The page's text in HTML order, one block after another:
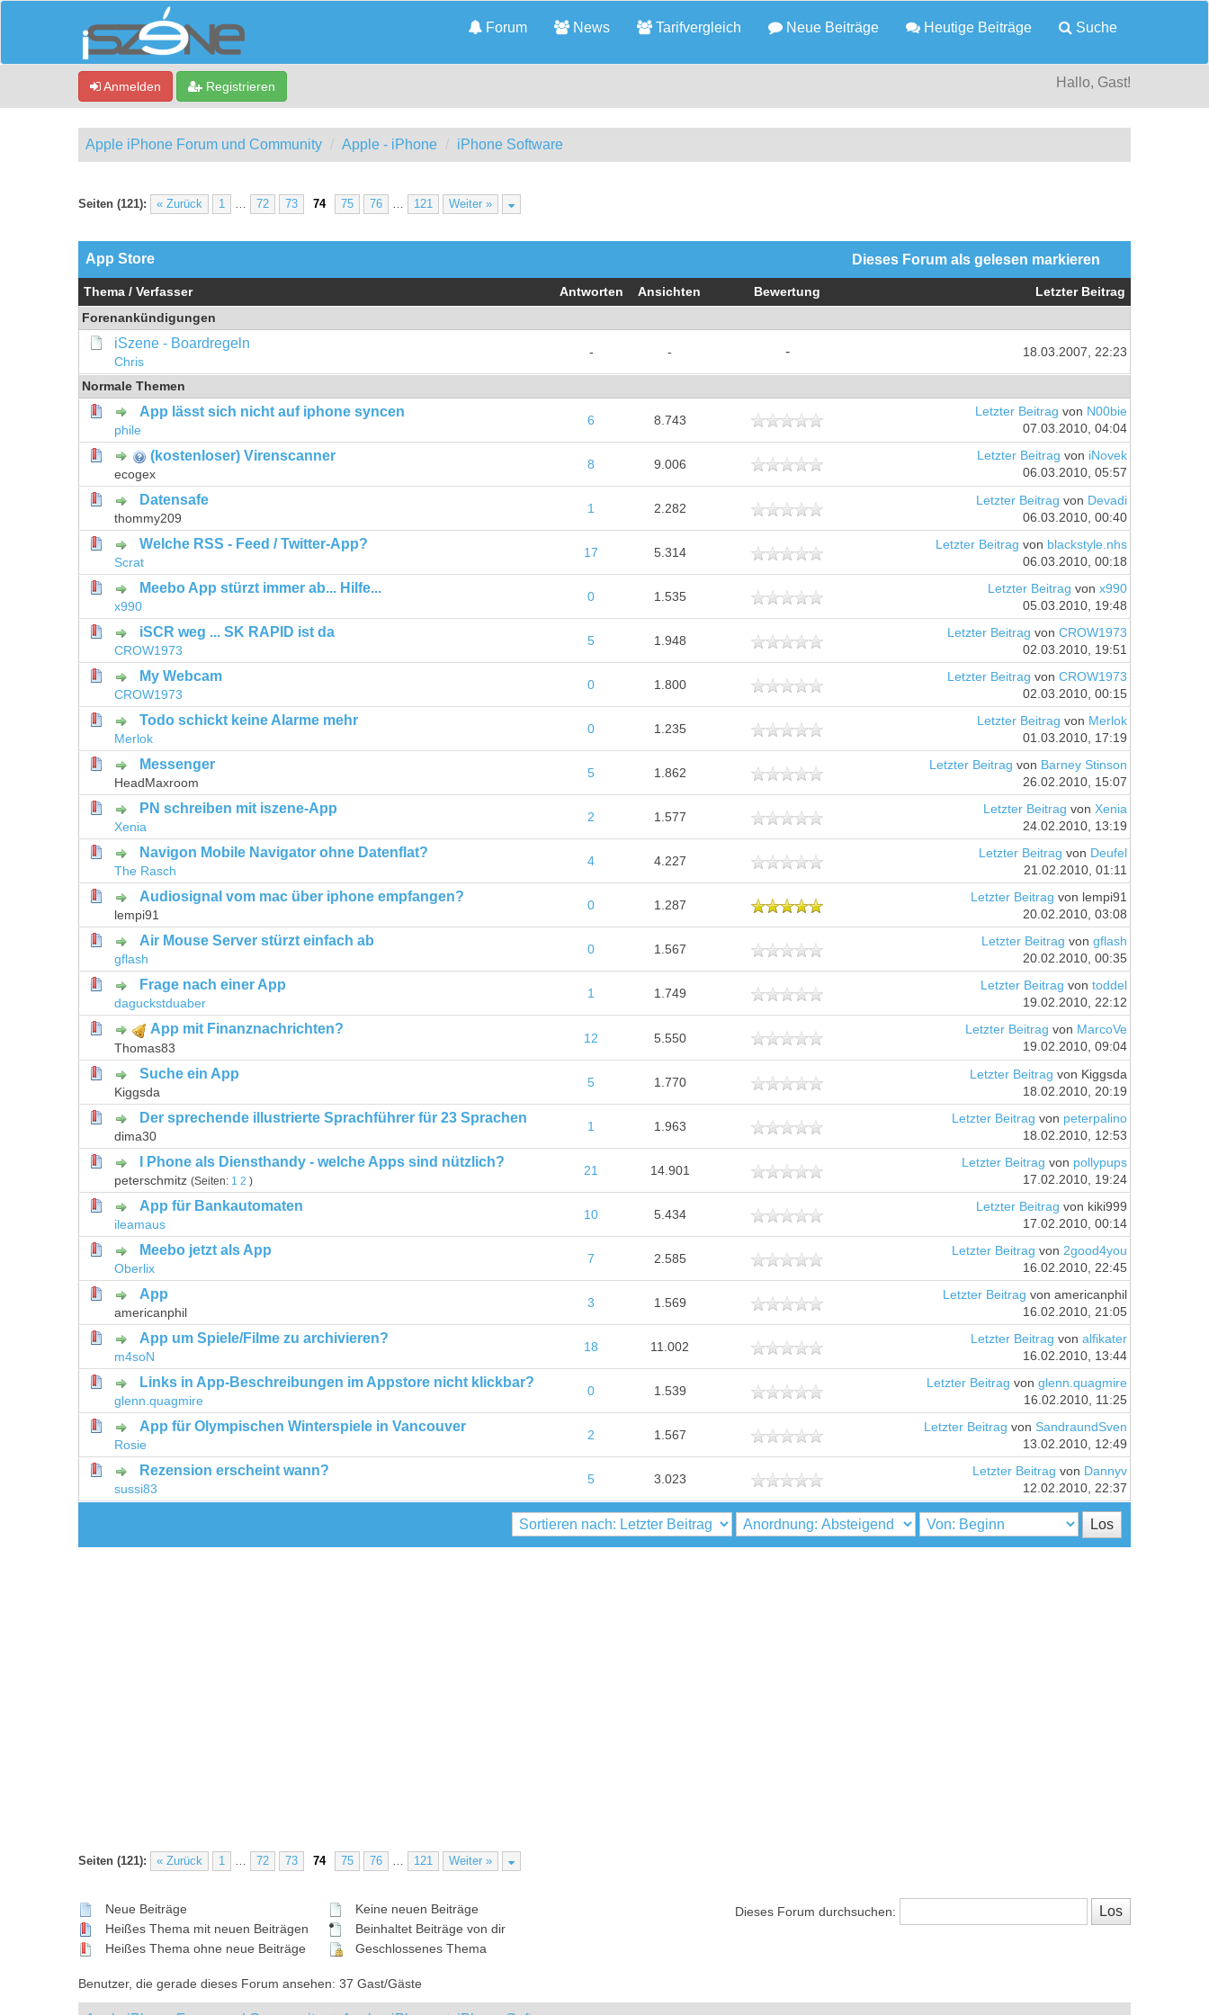
Forum News Tarifvergleich Neue Beiträge Heutige Beiträge Suche
Anmelden Registrieren Hallo, Gast!
Apple iPhone Forum und Community Apple - iPhone iPhone Software
Seiten (121): « Zurück 1 72 73 74 75 76 121 Weiter »
App Store Dieses Forum als gelesen markieren
Thema / Verfasser Antworten Ansichten Bewertung
Letzter Beitrag
Forenankündigungen
iSzene - Boardregeln
Chris
- - - 18.03.2007, 22:23
Normale Themen
App lässt sich nicht auf iphone syncen
phile
6 8.743
0 Bewertung(en) - 0 von 5 durchschnittlich
12345
Letzter Beitrag von N00bie
07.03.2010, 04:04
(kostenloser) Virenscanner
ecogex
8 9.006
0 Bewertung(en) - 0 von 5 durchschnittlich
12345
Letzter Beitrag von iNovek
06.03.2010, 05:57
Datensafe
thommy209
1 2.282
0 Bewertung(en) - 0 von 5 durchschnittlich
Letzter Beitrag von Devadi
06.03.2010, 00:40
Welche RSS - Feed / Twitter-App?
Scrat
17 5.314
0 Bewertung(en) - 0 von 5 durchschnittlich
123 45
Letzter Beitrag von blackstyle.nhs
06.03.2010, 00:18
Meebo App stürzt immer ab... Hilfe...
x990
0 1.535
0 Bewertung(en) - 0 von 5 durchschnittlich
12345
Letzter Beitrag von x990
05.03.2010, 19:48
iSCR weg ... SK RAPID ist da
CROW1973
5 1.948
0 Bewertung(en) - 0 von 5 durchschnittlich
12345
Letzter Beitrag von CROW1973
02.03.2010, 19:51
My Webcam
CROW1973
0 1.800
0 Bewertung(en) - 0 von 5 durchschnittlich
Letzter Beitrag von CROW1973
02.03.2010, 00:15
Todo schickt keine Alarme mehr
Merlok
0 1.235
0 Bewertung(en) - 0 von 5 durchschnittlich
12 345
Letzter Beitrag von Merlok
01.03.2010, 17:19
Messenger
HeadMaxroom
5 1.862
0 Bewertung(en) - 0 von 5 durchschnittlich
Letzter Beitrag von Barney Stinson
26.02.2010, 15:07
PN schreiben mit iszene-App
Xenia
2 1.577
0 Bewertung(en) - 0 von 5 durchschnittlich
12345
Letzter Beitrag von Xenia
24.02.2010, 13:19
Navigon Mobile Navigator ohne Datenflat?
The Rasch
4 4.227
0 Bewertung(en) - 0 von 5 durchschnittlich
12 345
Letzter Beitrag von Deufel
21.02.2010, 01:11
Audiosignal vom mac über iphone empfangen?
lempi91
0 1.287
1 Bewertung(en) - 5 von 5 durchschnittlich
123 45
Letzter Beitrag von lempi91
20.02.2010, 03:08
Air Mouse Server stürzt einfach ab
gflash
0 1.567
0 Bewertung(en) - 0 von 5 durchschnittlich
12345
Letzter Beitrag von gflash
20.02.2010, 00:35
Frage nach einer App
daguckstduaber
1 1.749
0 Bewertung(en) - 0 von 5 durchschnittlich
Letzter Beitrag von toddel
19.02.2010, 22:12
App mit Finanznachrichten?
Thomas83
12 5.550
0 Bewertung(en) - 0 von 5 durchschnittlich
12345
Letzter Beitrag von MarcoVe
19.02.2010, 09:04
Suche ein App
Kiggsda
5 1.770
0 Bewertung(en) - 0 von 5 durchschnittlich
Letzter Beitrag von Kiggsda
18.02.2010, 20:19
Der sprechende illustrierte Sprachführer für 23 Sprachen
dima30
1 1.963
0 Bewertung(en) - 0 von 5 durchschnittlich
12345
Letzter Beitrag von peterpalino
18.02.2010, 12:53
I Phone als Diensthandy - welche Apps sind nützlich?
peterschmitz (Seiten: 1 2 )
21 14.901
0 Bewertung(en) - 0 von 5 durchschnittlich
2345
Letzter Beitrag von pollypups
17.02.2010, 19:24
App für Bankautomaten
ileamaus
10 5.434
0 Bewertung(en) - 0 von 5 durchschnittlich
Letzter Beitrag von kiki999
17.02.2010, 00:14
Meebo jetzt als App
Oberlix
7 2.585
0 Bewertung(en) - 0 von 5 durchschnittlich
Letzter Beitrag von 2good4you
16.02.2010, 22:45
App
americanphil
3 1.569
Letzter Beitrag von americanphil
16.02.2010, 21:05
App um Spiele/Filme zu archivieren?
m4soN
18 11.002
0 Bewertung(en) - 0 von 5 durchschnittlich
12345
Letzter Beitrag von alfikater
16.02.2010, 13:44
Links in App-Beschreibungen im Appstore nicht klickbar?
glenn.quagmire
0 1.539
0 Bewertung(en) - 0 von 5 durchschnittlich
12345
Letzter Beitrag von glenn.quagmire
16.02.2010, 11:25
App für Olympischen Winterspiele in Vancouver
Rosie
2 1.567
0 Bewertung(en) - 0 von 5 durchschnittlich
12345
Letzter Beitrag von SandraundSven
13.02.2010, 12:49
Rezension erscheint wann?
sussi83
5 3.023
0 Bewertung(en) - 0 von 5 durchschnittlich
123
Letzter Beitrag von Dannyv
12.02.2010, 22:37
Seiten (121): « Zurück 1 … 72 73 74 75 76 … 121 Weiter »
Neue Beiträge
Heißes Thema mit neuen Beiträgen
Heißes Thema ohne neue Beiträge
Keine neuen Beiträge
Beinhaltet Beiträge von dir
Geschlossenes Thema
Dieses Forum durchsuchen:
Benutzer, die gerade dieses Forum ansehen: 37 Gast/Gäste